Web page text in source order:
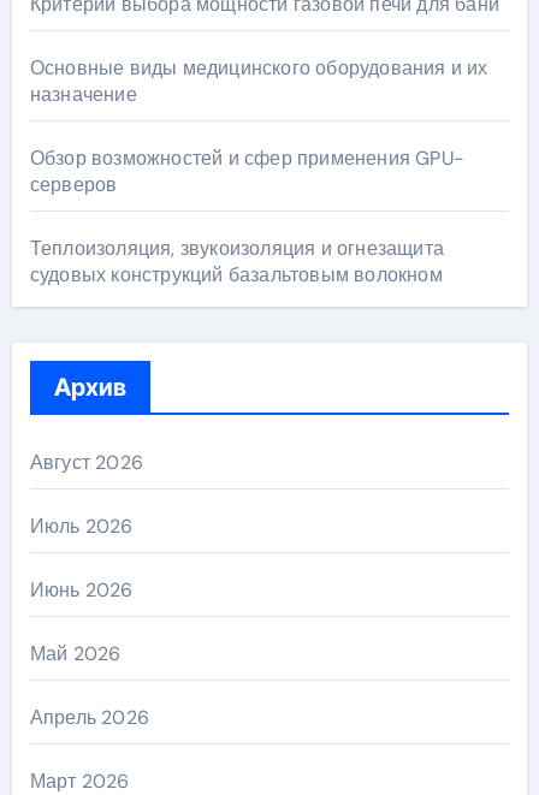
Основные виды медицинского оборудования и их
назначение
Обзор возможностей и сфер применения GPU-
серверов
Теплоизоляция, звукоизоляция и огнезащита
судовых конструкций базальтовым волокном
Архив
Август 2026
Июль 2026
Июнь 2026
Май 2026
Апрель 2026
Март 2026